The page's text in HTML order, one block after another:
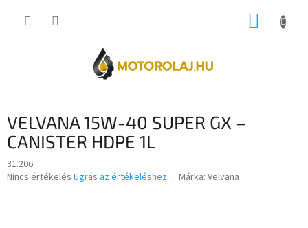
KOSÁR
VELVANA 15W-40 SUPER GX –
CANISTER HDPE 1L
31.206
A
Nincs értékelés Ugrás az értékeléshez Márka: Velvana